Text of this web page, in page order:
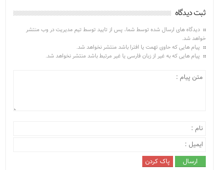
ثبت دیدگاه
دیدگاه های ارسال شده توسط شما، پس از تایید توسط تیم مدیریت در وب منتشر
خواهد شد.
پیام هایی که حاوی تهمت یا افترا باشد منتشر نخواهد شد.
پیام هایی که به غیر از زبان فارسی یا غیر مرتبط باشد منتشر نخواهد شد.